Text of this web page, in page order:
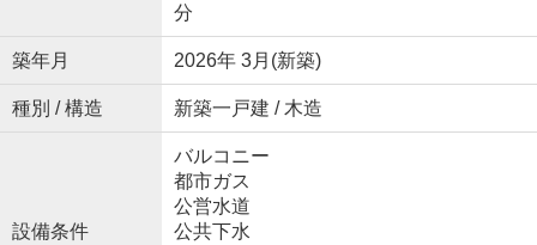
分
築年月 2026年 3月(新築)
種別 / 構造 新築一戸建 / 木造
設備条件
バルコニー
都市ガス
公営水道
公共下水